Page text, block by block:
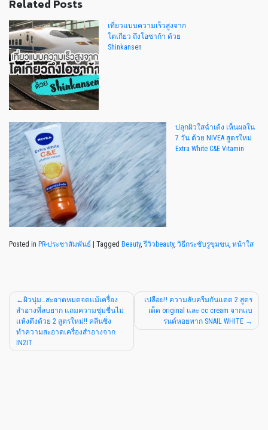
Related Posts
เที่ยวแบบความเร็วสูงจาก
โตเกียว ถึงโอซาก้า ด้วย
Shinkansen
ปลุกผิวใสฉ่ำเด้ง เห็นผลใน
7 วัน ด้วย NIVEA สูตรใหม่
Extra White C&E Vitamin
Posted in PR-ประชาสัมพันธ์ Tagged Beauty,รีวิวbeauty, วิธีกระชับรูขุมขน, หน้าใส
ผิวนุ่ม…สะอาดหมดจดเเม้เครื่อง
สำอางที่ลบยาก เเถมความชุ่มชื่นไม่
เเห้งตึงด้วย 2 สูตรใหม่!! คลีนซิ่ง
ทำความสะอาดเครื่องสำอางจาก
IN2IT
เปลือย!! ความลับครีมกันเเดด 2 สูตร
เด็ด original เเละ cc cream จากเเบ
รนด์หอยทาก SNAIL WHITE